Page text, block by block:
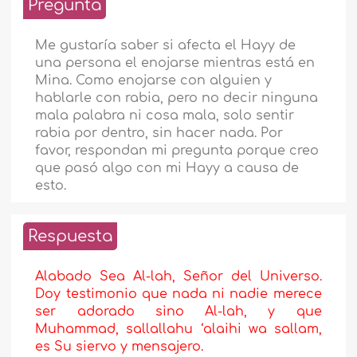
Pregunta
Me gustaría saber si afecta el Hayy de
una persona el enojarse mientras está en
Mina. Como enojarse con alguien y
hablarle con rabia, pero no decir ninguna
mala palabra ni cosa mala, solo sentir
rabia por dentro, sin hacer nada. Por
favor, respondan mi pregunta porque creo
que pasó algo con mi Hayy a causa de
esto.
Respuesta
Alabado Sea Al-lah, Señor del Universo.
Doy testimonio que nada ni nadie merece
ser adorado sino Al-lah, y que
Muhammad, sallallahu ‘alaihi wa sallam,
es Su siervo y mensajero.